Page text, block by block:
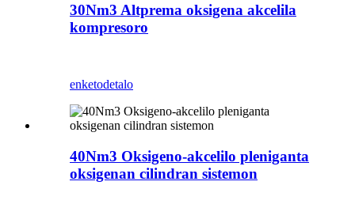
30Nm3 Altprema oksigena akcelila
kompresoro
enketodetalo
40Nm3 Oksigeno-akcelilo pleniganta
oksigenan cilindran sistemon